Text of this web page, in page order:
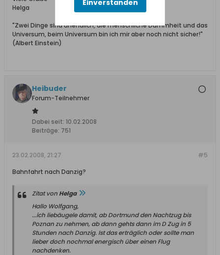
Helga
"Zwei Dinge sind unendlich, die menschliche Dummheit und das
Universum, beim Universum bin ich mir aber noch nicht sicher!"
(Albert Einstein)
Heibuder
Forum-Teilnehmer
Dabei seit: 10.02.2008
Beiträge: 751
#5
23.02.2008, 21:27
Bahnfahrt nach Danzig?
Zitat von Helga
Hallo Wolfgang,
...ich liebäugele damit, ab Dortmund den Nachtzug bis
Poznan zu nehmen, ab dann gehts dann im D Zug in 5
Stunden nach Danzig. Ist das erträglich oder sollte man
lieber doch nochmal energisch über einen Flug
nachdenken.
Einverstanden